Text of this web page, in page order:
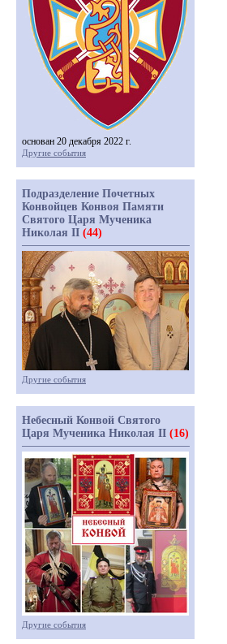
основан 20 декабря 2022 г.
Другие события
Подразделение Почетных
Конвойцев Конвоя Памяти
Святого Царя Мученика
Николая II (44)
Другие события
Небесный Конвой Святого
Царя Мученика Николая II (16)
Другие события